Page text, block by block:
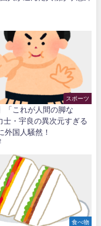
スポーツ
「これが人間の脚な
士・宇良の異次元すぎる
外国人騒然！
食べ物